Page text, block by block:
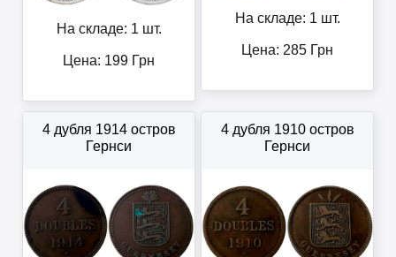
На складе: 1 шт.
Цена: 199 Грн
На складе: 1 шт.
Цена: 285 Грн
4 дубля 1914 остров
Гернси
4 дубля 1910 остров
Гернси